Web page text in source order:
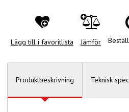
Lägg till i favoritlista Jämför
Produktbeskrivning Teknisk